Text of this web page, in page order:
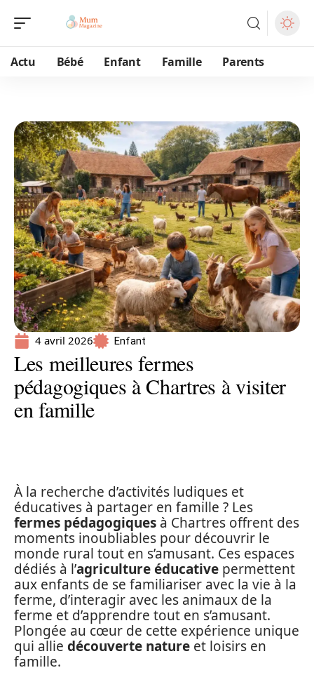
Actu Bébé Enfant Famille Parents
4 avril 2026 Enfant
Les meilleures fermes
pédagogiques à Chartres à visiter
en famille
À la recherche d’activités ludiques et
éducatives à partager en famille ? Les
fermes pédagogiques à Chartres offrent des
moments inoubliables pour découvrir le
monde rural tout en s’amusant. Ces espaces
dédiés à l’agriculture éducative permettent
aux enfants de se familiariser avec la vie à la
ferme, d’interagir avec les animaux de la
ferme et d’apprendre tout en s’amusant.
Plongée au cœur de cette expérience unique
qui allie découverte nature et loisirs en
famille.